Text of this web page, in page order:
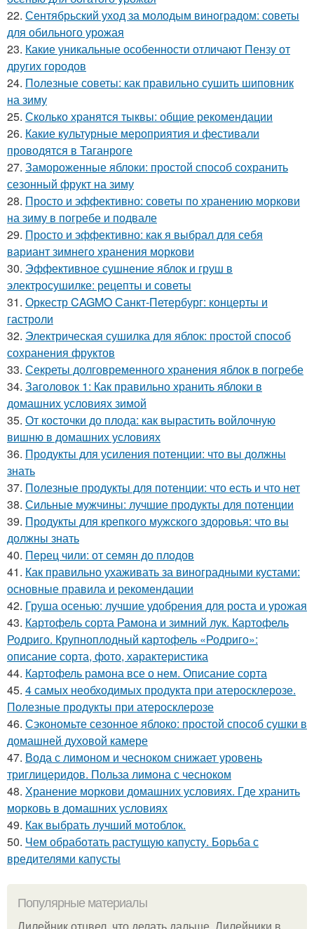
22. Сентябрьский уход за молодым виноградом: советы
для обильного урожая
23. Какие уникальные особенности отличают Пензу от
других городов
24. Полезные советы: как правильно сушить шиповник
на зиму
25. Сколько хранятся тыквы: общие рекомендации
26. Какие культурные мероприятия и фестивали
проводятся в Таганроге
27. Замороженные яблоки: простой способ сохранить
сезонный фрукт на зиму
28. Просто и эффективно: советы по хранению моркови
на зиму в погребе и подвале
29. Просто и эффективно: как я выбрал для себя
вариант зимнего хранения моркови
30. Эффективное сушнение яблок и груш в
электросушилке: рецепты и советы
31. Оркестр CAGMO Санкт-Петербург: концерты и
гастроли
32. Электрическая сушилка для яблок: простой способ
сохранения фруктов
33. Секреты долговременного хранения яблок в погребе
34. Заголовок 1: Как правильно хранить яблоки в
домашних условиях зимой
35. От косточки до плода: как вырастить войлочную
вишню в домашних условиях
36. Продукты для усиления потенции: что вы должны
знать
37. Полезные продукты для потенции: что есть и что нет
38. Сильные мужчины: лучшие продукты для потенции
39. Продукты для крепкого мужского здоровья: что вы
должны знать
40. Перец чили: от семян до плодов
41. Как правильно ухаживать за виноградными кустами:
основные правила и рекомендации
42. Груша осенью: лучшие удобрения для роста и урожая
43. Картофель сорта Рамона и зимний лук. Картофель
Родриго. Крупноплодный картофель «Родриго»:
описание сорта, фото, характеристика
44. Картофель рамона все о нем. Описание сорта
45. 4 самых необходимых продукта при атеросклерозе.
Полезные продукты при атеросклерозе
46. Сэкономьте сезонное яблоко: простой способ сушки в
домашней духовой камере
47. Вода с лимоном и чесноком снижает уровень
триглицеридов. Польза лимона с чесноком
48. Хранение моркови домашних условиях. Где хранить
морковь в домашних условиях
49. Как выбрать лучший мотоблок.
50. Чем обработать растущую капусту. Борьба с
вредителями капусты
Популярные материалы
Лилейник отцвел, что делать дальше. Лилейники в